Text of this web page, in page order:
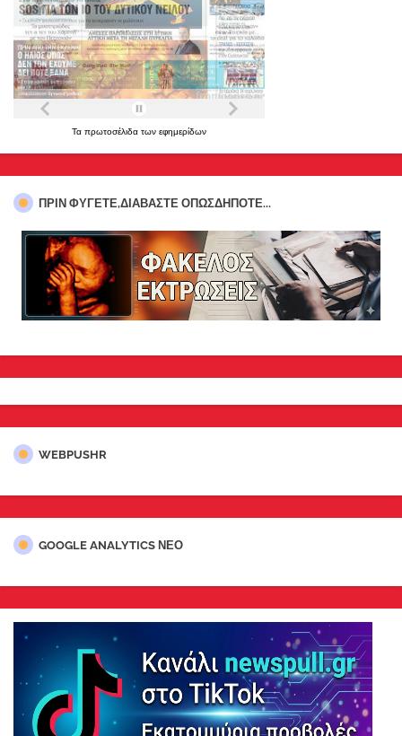
Τα πρωτοσέλιδα των εφημερίδων
ΠΡΊΝ ΦΎΓΕΤΕ,ΔΙΑΒΆΣΤΕ ΟΠΩΣΔΉΠΟΤΕ...
WEBPUSHR
GOOGLE ANALYTICS ΝΕΟ